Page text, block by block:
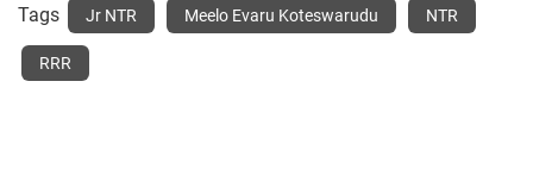
Tags Jr NTR Meelo Evaru Koteswarudu NTR
RRR